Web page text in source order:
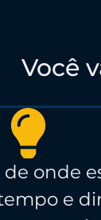
Você
de onde
e